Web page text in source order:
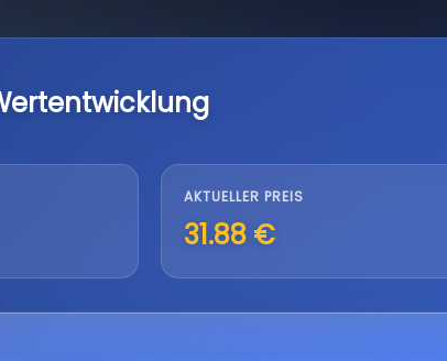
AKTUELLER PREIS
31.88 €